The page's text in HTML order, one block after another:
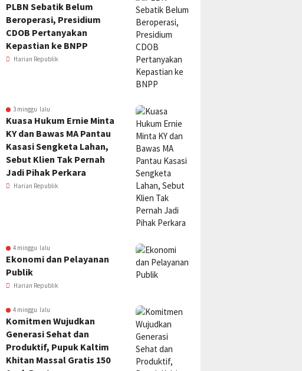
PLBN Sebatik Belum
Beroperasi, Presidium
CDOB Pertanyakan
Kepastian ke BNPP
Harian Republik
3 minggu lalu
Kuasa Hukum Ernie Minta
KY dan Bawas MA Pantau
Kasasi Sengketa Lahan,
Sebut Klien Tak Pernah
Jadi Pihak Perkara
Harian Republik
4 minggu lalu
Ekonomi dan Pelayanan
Publik
Harian Republik
4 minggu lalu
Komitmen Wujudkan
Generasi Sehat dan
Produktif, Pupuk Kaltim
Khitan Massal Gratis 150